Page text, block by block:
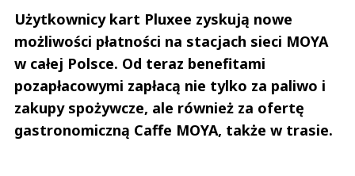
Użytkownicy kart Pluxee zyskują nowe
możliwości płatności na stacjach sieci MOYA
w całej Polsce. Od teraz benefitami
pozapłacowymi zapłacą nie tylko za paliwo i
zakupy spożywcze, ale również za ofertę
gastronomiczną Caffe MOYA, także w trasie.